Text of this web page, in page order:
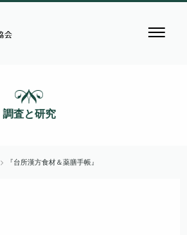
調査と研究
> 『台所漢方食材＆薬膳手帳』